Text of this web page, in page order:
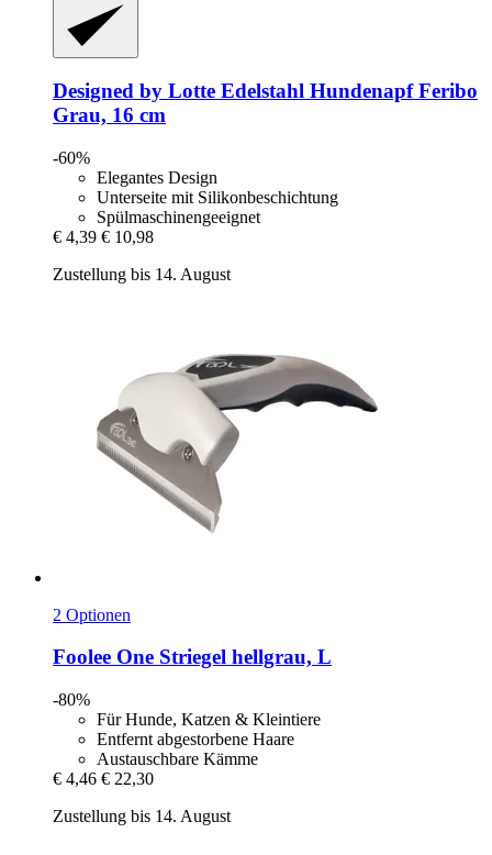
Designed by Lotte Edelstahl Hundenapf Feribo
Grau, 16 cm
-60%
Elegantes Design
Unterseite mit Silikonbeschichtung
Spülmaschinengeeignet
€ 4,39 € 10,98
Zustellung bis 14. August
2 Optionen
Foolee One Striegel hellgrau, L
-80%
Für Hunde, Katzen & Kleintiere
Entfernt abgestorbene Haare
Austauschbare Kämme
€ 4,46 € 22,30
Zustellung bis 14. August